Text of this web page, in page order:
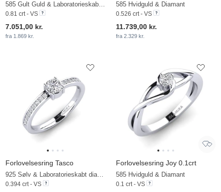
0.81 crt - VS
7.051,00 kr.
fra 1.869 kr.
585 Hvidguld & Diamant
0.526 crt - VS
11.739,00 kr.
fra 2.329 kr.
Forlovelsesring Tasco
0.394 crt - VS
Forlovelsesring Joy 0.1crt
585 Hvidguld & Diamant
0.1 crt - VS